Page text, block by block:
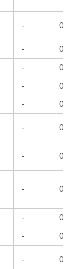
- 0
- 0
- 0
- 0
- 0
- 0
- 0
- 0
- 0
- 0
- 0